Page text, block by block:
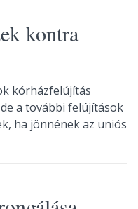
kontra
kórházfelújítás
a további felújítások
ha jönnének az uniós